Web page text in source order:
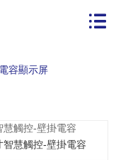
電容顯示屏
智慧觸控-壁掛電容